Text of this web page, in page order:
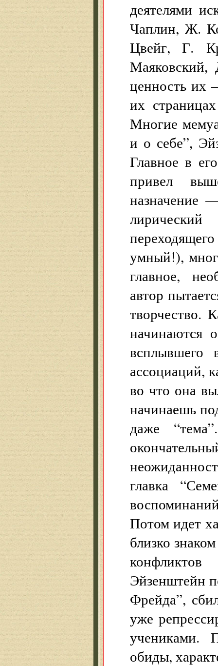
деятелями
Чаплин, Ж.
Цвейг, Г.
ценность их
их
Многие
и о себе”,
Главное в
привел
назначение
умный!),
главное,
автор
творчество.
начинаются
всплывшего
ассоциаций,
во что она
начинаешь
даже
главка
Потом идет
близко
Эйзенштейн
Фрейда”,
уже
учениками.
обиды,